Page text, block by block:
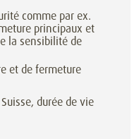
comme par ex.
principaux et
la sensibilité de
et de fermeture
durée de vie